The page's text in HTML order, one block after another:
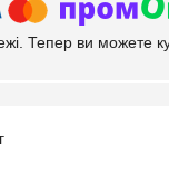
Тепер ви можете